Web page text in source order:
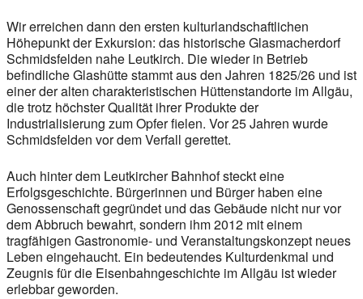
Wir erreichen dann den ersten kulturlandschaftlichen
Höhepunkt der Exkursion: das historische Glasmacherdorf
Schmidsfelden nahe Leutkirch. Die wieder in Betrieb
befindliche Glashütte stammt aus den Jahren 1825/26 und ist
einer der alten charakteristischen Hüttenstandorte im Allgäu,
die trotz höchster Qualität ihrer Produkte der
Industrialisierung zum Opfer fielen. Vor 25 Jahren wurde
Schmidsfelden vor dem Verfall gerettet.
Auch hinter dem Leutkircher Bahnhof steckt eine
Erfolgsgeschichte. Bürgerinnen und Bürger haben eine
Genossenschaft gegründet und das Gebäude nicht nur vor
dem Abbruch bewahrt, sondern ihm 2012 mit einem
tragfähigen Gastronomie- und Veranstaltungskonzept neues
Leben eingehaucht. Ein bedeutendes Kulturdenkmal und
Zeugnis für die Eisenbahngeschichte im Allgäu ist wieder
erlebbar geworden.